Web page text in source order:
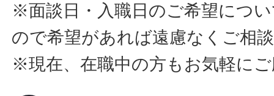
※面談日・入職日のご希望につ
ので希望があれば遠慮なくご相
※現在、在職中の方もお気軽に